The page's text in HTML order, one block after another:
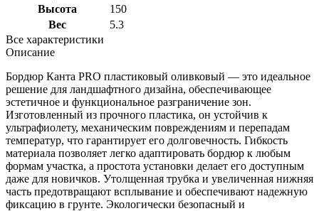
Высота
150
Вес
5.3
Все характеристики
Описание
Бордюр Канта PRO пластиковый оливковый — это идеальное
решение для ландшафтного дизайна, обеспечивающее
эстетичное и функциональное разграничение зон.
Изготовленный из прочного пластика, он устойчив к
ультрафиолету, механическим повреждениям и перепадам
температур, что гарантирует его долговечность. Гибкость
материала позволяет легко адаптировать бордюр к любым
формам участка, а простота установки делает его доступным
даже для новичков. Утолщенная трубка и увеличенная нижняя
часть предотвращают всплывание и обеспечивают надежную
фиксацию в грунте. Экологически безопасный и